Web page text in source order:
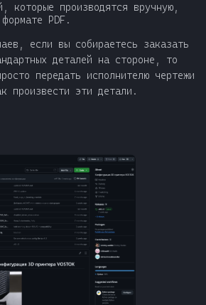
которые производятся вручную,
PDF.
если вы собираетесь заказать
деталей на стороне, то
передать исполнителю чертежи
произвести эти детали.